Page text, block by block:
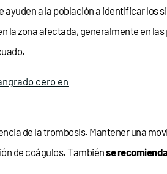
a la población a identificar los
la zona afectada, generalmente en
cero en
de la trombosis. Mantener una
de coágulos. Tambiénse